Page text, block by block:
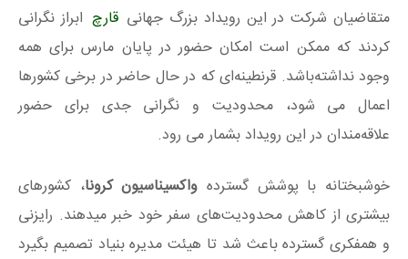
متقاضیان شرکت در این رویداد بزرگ جهانی قارچ ابراز نگرانی
کردند که ممکن است امکان حضور در پایان مارس برای همه
وجود نداشته‌باشد. قرنطینه‌ای که در حال حاضر در برخی کشورها
اعمال می شود، محدودیت و نگرانی جدی برای حضور
علاقه‌مندان در این رویداد بشمار می رود.
خوشبختانه با پوشش گسترده واکسیناسیون کرونا، کشورهای
بیشتری از کاهش محدودیت‌های سفر خود خبر میدهند. رایزنی
و همفکری گسترده باعث شد تا هیئت مدیره بنیاد تصمیم بگیرد